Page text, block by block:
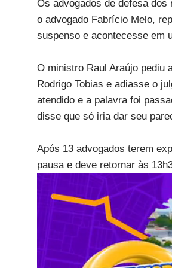
Os advogados de defesa
o advogado Fabrício Melo,
suspenso e acontecesse em
O ministro Raul Araújo pediu
Rodrigo Tobias e adiasse o
atendido e a palavra foi
disse que só iria dar seu
Após 13 advogados terem
pausa e deve retornar às